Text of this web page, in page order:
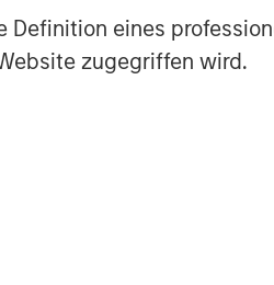
Definition eines
zugegriffen wird.
over $114 billion
secondary
Carlyle AlpInvest employs